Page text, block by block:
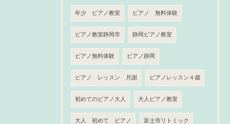
年少 ピアノ教室 ピアノ 無料体験
ピアノ教室静岡市 静岡ピアノ教室
ピアノ無料体験 ピアノ静岡
ピアノ レッスン 月謝 ピアノレッスン４歳
初めてのピアノ大人 大人ピアノ教室
大人 初めて ピアノ 富士市リトミック